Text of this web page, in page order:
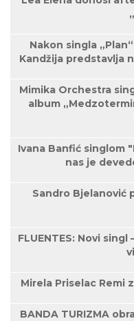
Nakon singla
Kandžija predstavlja
Mimika Orchestra
album
Ivana Banfić singlom
nas je
Sandro Bjelanović
FLUENTES: Novi
Mirela Priselac Remi
BANDA TURIZMA